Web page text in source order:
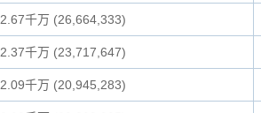
2.67千万 (26,664,333)
2.37千万 (23,717,647)
2.09千万 (20,945,283)